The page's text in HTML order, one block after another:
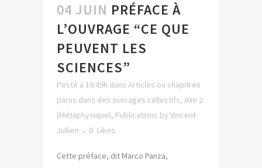
04 JUIN PRÉFACE À
L’OUVRAGE “CE QUE
PEUVENT LES
SCIENCES”
Posté à 10:49h dans Articles ou chapitres
parus dans des ouvrages collectifs, Axe 2
(Métaphysique), Publications by Vincent
Jullien
0 Likes
Cette préface, dit Marco Panza,